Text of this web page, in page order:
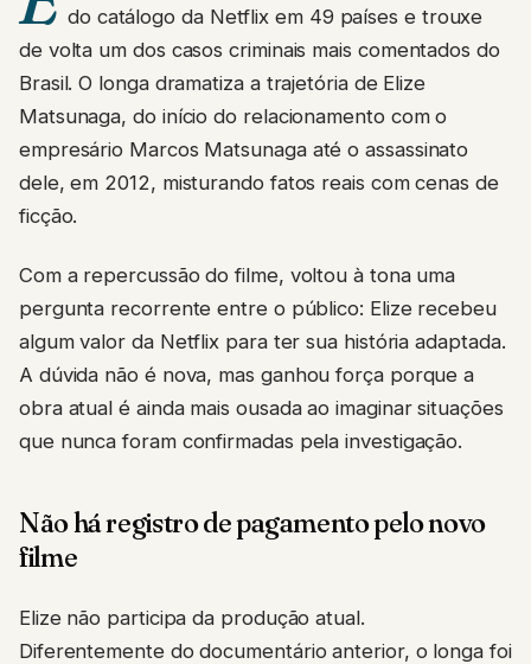
do catálogo da Netflix em 49 países e trouxe
de volta um dos casos criminais mais comentados do
Brasil. O longa dramatiza a trajetória de Elize
Matsunaga, do início do relacionamento com o
empresário Marcos Matsunaga até o assassinato
dele, em 2012, misturando fatos reais com cenas de
ficção.
Com a repercussão do filme, voltou à tona uma
pergunta recorrente entre o público: Elize recebeu
algum valor da Netflix para ter sua história adaptada.
A dúvida não é nova, mas ganhou força porque a
obra atual é ainda mais ousada ao imaginar situações
que nunca foram confirmadas pela investigação.
Não há registro de pagamento pelo novo
filme
Elize não participa da produção atual.
Diferentemente do documentário anterior, o longa foi